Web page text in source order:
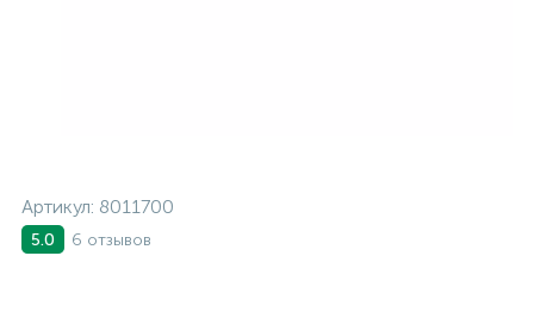
Артикул: 8011700
5.0 6 отзывов